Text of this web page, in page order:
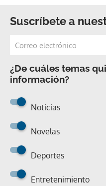
Suscríbete a
¿De cuáles temas
información?
Noticias
Novelas
Deportes
Entretenimiento